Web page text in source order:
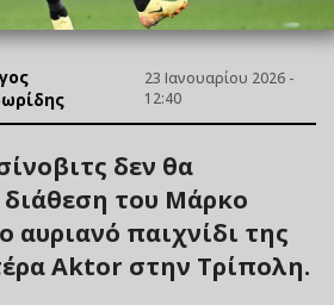
23 Ιανουαρίου 2026 -
12:40
δεν θα
διάθεση του Μάρκο
αυριανό παιχνίδι της
Aktor στην Τρίπολη.